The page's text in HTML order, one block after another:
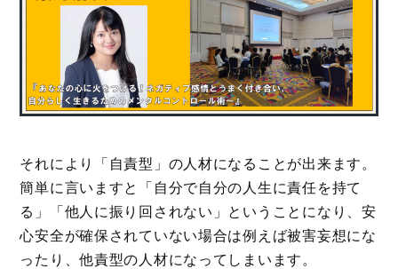
それにより「自責型」の人材になることが出来ます。
簡単に言いますと「自分で自分の人生に責任を持て
る」「他人に振り回されない」ということになり、安
心安全が確保されていない場合は例えば被害妄想にな
ったり、他責型の人材になってしまいます。